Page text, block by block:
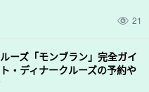
21
ーズ「モンブラン」完全ガイ
・ディナークルーズの予約や